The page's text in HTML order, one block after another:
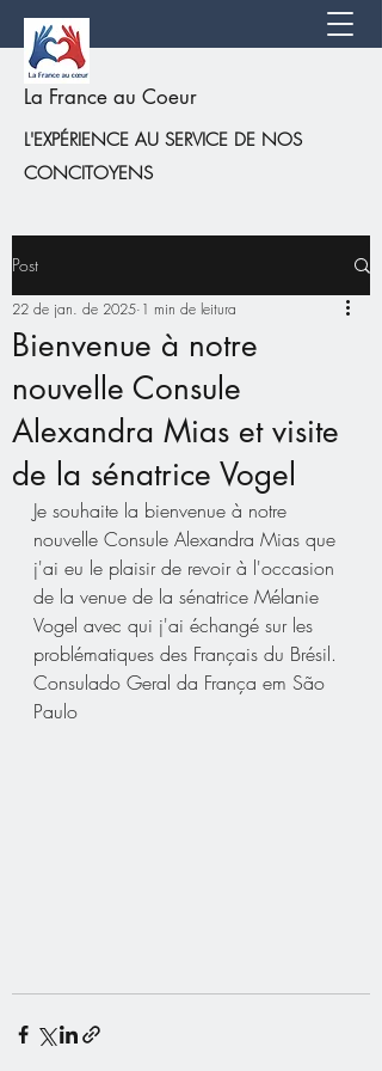
La France au Coeur
L'EXPÉRIENCE AU SERVICE DE NOS
CONCITOYENS
Post
Bienvenue à notre
nouvelle Consule
Alexandra Mias et visite
de la sénatrice Vogel
22 de jan. de 2025 1 min de leitura
Je souhaite la bienvenue à notre
nouvelle Consule Alexandra Mias que
j'ai eu le plaisir de revoir à l'occasion
de la venue de la sénatrice Mélanie
Vogel avec qui j'ai échangé sur les
problématiques des Français du Brésil.
Consulado Geral da França em São
Paulo